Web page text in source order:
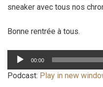
sneaker avec tous nos
Bonne rentrée à tous.
Lecteur
audio
00:00
Podcast: Play in new